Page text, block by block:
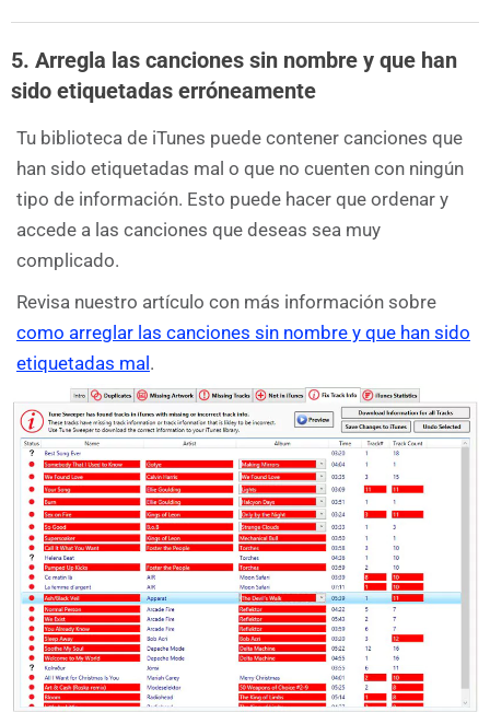
5. Arregla las canciones sin nombre y que han
sido etiquetadas erróneamente
Tu biblioteca de iTunes puede contener canciones que
han sido etiquetadas mal o que no cuenten con ningún
tipo de información. Esto puede hacer que ordenar y
accede a las canciones que deseas sea muy
complicado.
Revisa nuestro artículo con más información sobre
como arreglar las canciones sin nombre y que han sido
etiquetadas mal .